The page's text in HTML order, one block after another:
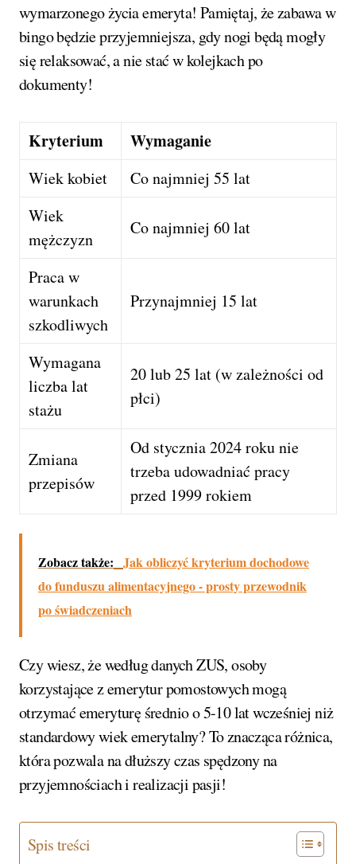
wymarzonego życia emeryta! Pamiętaj, że zabawa w
bingo będzie przyjemniejsza, gdy nogi będą mogły
się relaksować, a nie stać w kolejkach po
dokumenty!
Kryterium Wymaganie
Wiek kobiet
Co najmniej 55 lat
Wiek
mężczyzn
Co najmniej 60 lat
Praca w
warunkach
szkodliwych
Przynajmniej 15 lat
Wymagana
liczba lat
stażu
20 lub 25 lat (w zależności od
płci)
Zmiana
przepisów
Od stycznia 2024 roku nie
trzeba udowadniać pracy
przed 1999 rokiem
Zobacz także: Jak obliczyć kryterium dochodowe
do funduszu alimentacyjnego - prosty przewodnik
po świadczeniach
Czy wiesz, że według danych ZUS, osoby
korzystające z emerytur pomostowych mogą
otrzymać emeryturę średnio o 5-10 lat wcześniej niż
standardowy wiek emerytalny? To znacząca różnica,
która pozwala na dłuższy czas spędzony na
przyjemnościach i realizacji pasji!
Spis treści